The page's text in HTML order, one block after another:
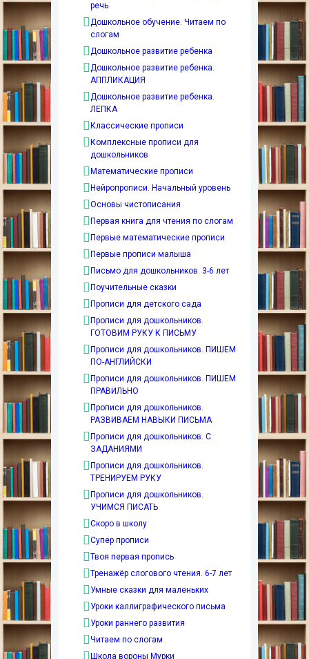
речь
Дошкольное обучение. Читаем по
слогам
Дошкольное развитие ребенка
Дошкольное развитие ребенка.
АППЛИКАЦИЯ
Дошкольное развитие ребенка.
ЛЕПКА
Классические прописи
Комплексные прописи для
дошкольников
Математические прописи
Нейропрописи. Начальный уровень
Основы чистописания
Первая книга для чтения по слогам
Первые математические прописи
Первые прописи малыша
Письмо для дошкольников. 3-6 лет
Поучительные сказки
Прописи для детского сада
Прописи для дошкольников.
ГОТОВИМ РУКУ К ПИСЬМУ
Прописи для дошкольников. ПИШЕМ
ПО-АНГЛИЙСКИ
Прописи для дошкольников. ПИШЕМ
ПРАВИЛЬНО
Прописи для дошкольников.
РАЗВИВАЕМ НАВЫКИ ПИСЬМА
Прописи для дошкольников. С
ЗАДАНИЯМИ
Прописи для дошкольников.
ТРЕНИРУЕМ РУКУ
Прописи для дошкольников.
УЧИМСЯ ПИСАТЬ
Скоро в школу
Супер прописи
Твоя первая пропись
Тренажёр слогового чтения. 6-7 лет
Умные сказки для маленьких
Уроки каллиграфического письма
Уроки раннего развития
Читаем по слогам
Школа вороны Мурки